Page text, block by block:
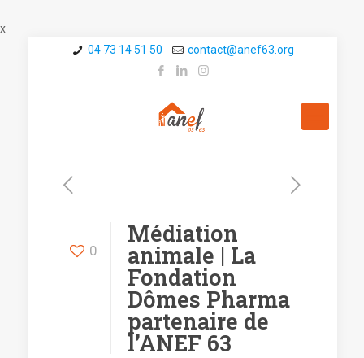
x
04 73 14 51 50
contact@a­nef63.org
0
Médiation
animale | La
Fondation
Dômes Pharma
partenaire de
l’ANEF 63